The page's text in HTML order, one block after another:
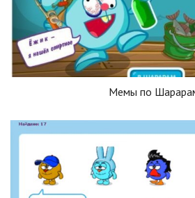
Мемы по